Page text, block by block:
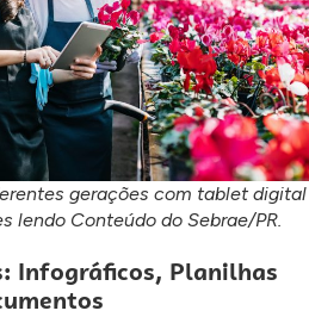
gerações com tablet digital
lendo Conteúdo do Sebrae/PR.
Infográficos, Planilhas